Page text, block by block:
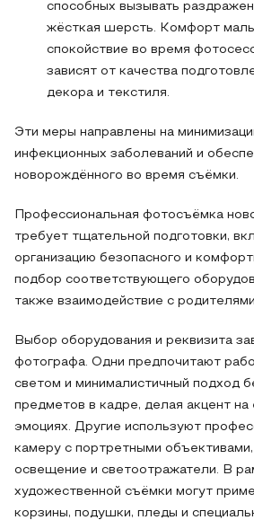
способных вызывать
жёсткая шерсть. Комфорт
спокойствие во время
зависят от качества
декора и текстиля.
Эти меры направлены на
инфекционных заболеваний и
новорождённого во время съёмки.
Профессиональная фотосъёмка
требует тщательной подготовки,
организацию безопасного и
подбор соответствующего
также взаимодействие с
Выбор оборудования и реквизита
фотографа. Одни предпочитают
светом и минималистичный подход
предметов в кадре, делая акцент на
эмоциях. Другие используют
камеру с портретными
освещение и светоотражатели. В
художественной съёмки могут
корзины, подушки, пледы и